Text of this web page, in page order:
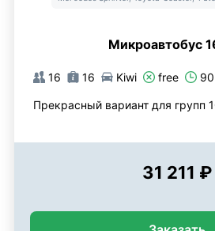
Микроавтобус
16 16 Kiwi free
Прекрасный вариант для групп
31 211 ₽